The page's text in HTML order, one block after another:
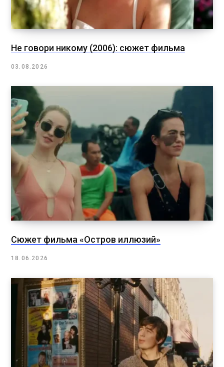
Не говори никому (2006): сюжет фильма
03.08.2026
Сюжет фильма «Остров иллюзий»
18.06.2026